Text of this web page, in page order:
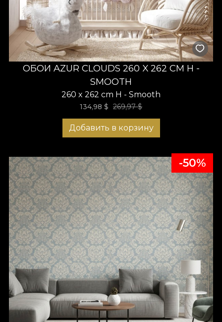
ОБОИ AZUR CLOUDS 260 X 262 CM H -
SMOOTH
260 x 262 cm H - Smooth
134,98 $ 269,97$
Добавить в корзину
-50%